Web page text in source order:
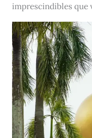
imprescindibles que